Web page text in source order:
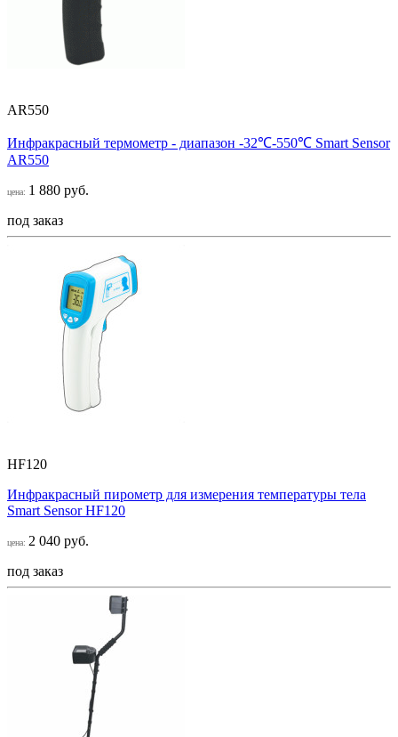
AR550
Инфракрасный термометр - диапазон -32℃-550℃ Smart Sensor
AR550
цена: 1 880 руб.
под заказ
HF120
Инфракрасный пирометр для измерения температуры тела
Smart Sensor НF120
цена: 2 040 руб.
под заказ